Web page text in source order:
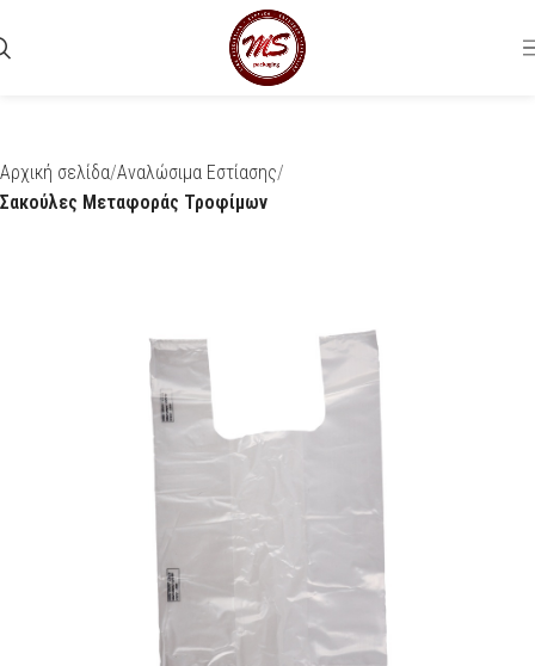
Αρχική σελίδα Αναλώσιμα Εστίασης
Σακούλες Μεταφοράς Τροφίμων